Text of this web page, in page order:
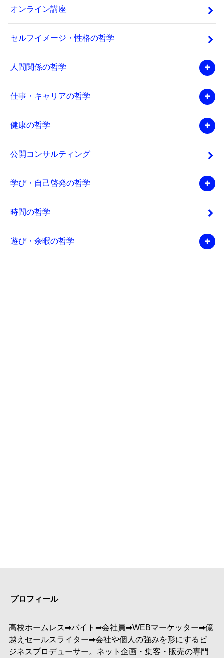
オンライン講座
セルフイメージ・性格の哲学
人間関係の哲学
仕事・キャリアの哲学
健康の哲学
公開コンサルティング
学び・自己啓発の哲学
時間の哲学
遊び・余暇の哲学
プロフィール
高校ホームレス➡︎バイト➡︎会社員➡︎WEBマーケッター➡︎億
越えセールスライター➡︎会社や個人の強みを形にするビ
ジネスプロデューサー。ネット企画・集客・販売の専門